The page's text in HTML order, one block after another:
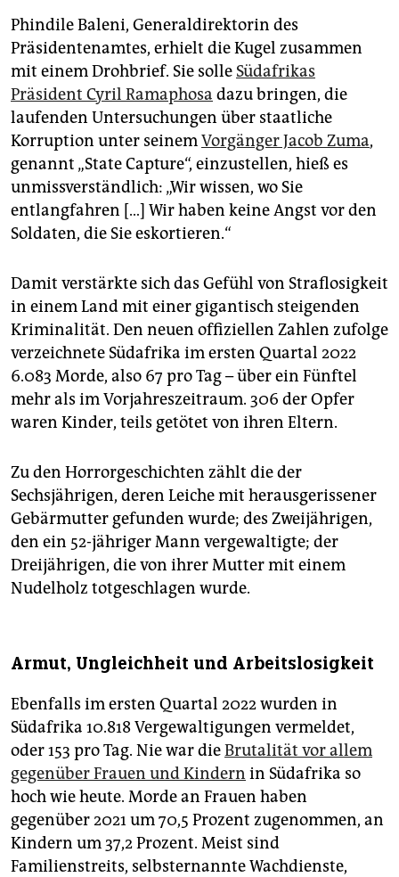
epaper login
Phindile Baleni, Generaldirektorin des
Präsidentenamtes, erhielt die Kugel zusammen
mit einem Drohbrief. Sie solle Südafrikas
Präsident Cyril Ramaphosa dazu bringen, die
laufenden Untersuchungen über staatliche
Korruption unter seinemVorgänger Jacob Zuma,
genannt „State Capture“, einzustellen, hieß es
unmissverständlich: „Wir wissen, wo Sie
entlangfahren […] Wir haben keine Angst vor den
Soldaten, die Sie eskortieren.“
Damit verstärkte sich das Gefühl von Straflosigkeit
in einem Land mit einer gigantisch steigenden
Kriminalität. Den neuen offiziellen Zahlen zufolge
verzeichnete Südafrika im ersten Quartal 2022
6.083 Morde, also 67 pro Tag – über ein Fünftel
mehr als im Vorjahreszeitraum. 306 der Opfer
waren Kinder, teils getötet von ihren Eltern.
Zu den Horrorgeschichten zählt die der
Sechsjährigen, deren Leiche mit herausgerissener
Gebärmutter gefunden wurde; des Zweijährigen,
den ein 52-jähriger Mann vergewaltigte; der
Dreijährigen, die von ihrer Mutter mit einem
Nudelholz totgeschlagen wurde.
Armut, Ungleichheit und Arbeitslosigkeit
Ebenfalls im ersten Quartal 2022 wurden in
Südafrika 10.818 Vergewaltigungen vermeldet,
oder 153 pro Tag. Nie war dieBrutalität vor allem
gegenüber Frauen und Kindern in Südafrika so
hoch wie heute. Morde an Frauen haben
gegenüber 2021 um 70,5 Prozent zugenommen, an
Kindern um 37,2 Prozent. Meist sind
Familienstreits, selbsternannte Wachdienste,